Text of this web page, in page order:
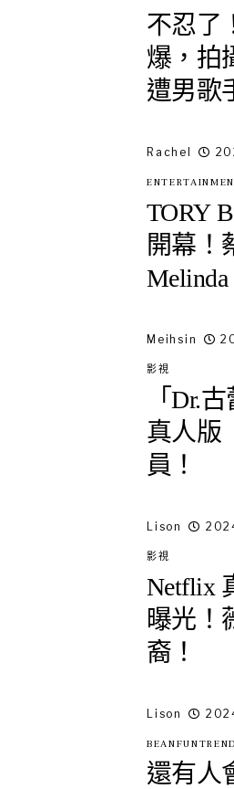
不忍了
爆，拍
遭男歌
Rachel
TORY
開幕！
Meihsin
影視
「Dr.
真人版
員！
Lison
影視
Netflix
曝光！
裔！
Lison
BEANFUNTREND
還有人